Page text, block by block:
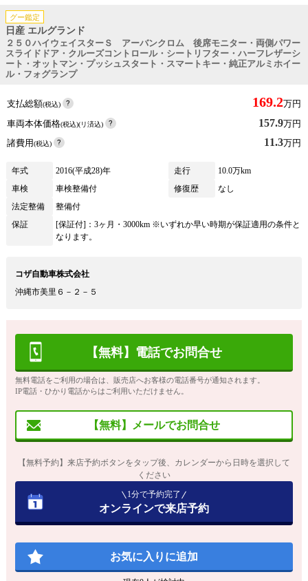
グー鑑定
日産 エルグランド
２５０ハイウェイスターＳ アーバンクロム 後席モニター・両側パワー
スライドドア・クルーズコントロール・シートリフター・ハーフレザーシ
ート・オットマン・プッシュスタート・スマートキー・純正アルミホイー
ル・フォグランプ
支払総額(税込) 169.2万円
車両本体価格(税込)(リ済込) 157.9万円
諸費用(税込) 11.3万円
年式 2016(平成28)年 走行
10.0万km
車検
車検整備付 修復歴
なし
法定整備
整備付
保証
[保証付]：3ヶ月・3000km ※いずれか早い時期が保証適用の条件と
なります。
コザ自動車株式会社
沖縄市美里６－２－５
【無料】電話でお問合せ
無料電話をご利用の場合は、販売店へお客様の電話番号が通知されます。
IP電話・ひかり電話からはご利用いただけません。
【無料】メールでお問合せ
【無料予約】来店予約ボタンをタップ後、カレンダーから日時を選択して
ください
1分で予約完了
オンラインで来店予約
お気に入りに追加